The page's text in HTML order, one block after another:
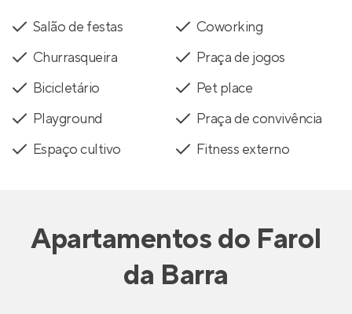
Salão de festas
Coworking
Churrasqueira
Praça de jogos
Bicicletário
Pet place
Playground
Praça de convivência
Espaço cultivo
Fitness externo
Apartamentosdo Farol
da Barra